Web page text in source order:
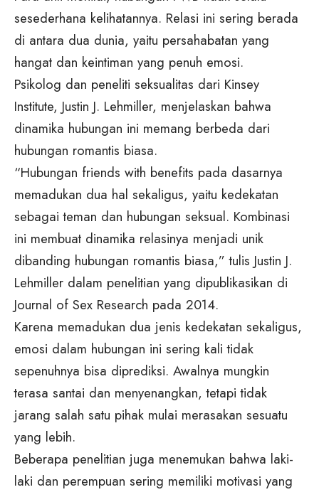
sesederhana kelihatannya. Relasi ini sering berada
di antara dua dunia, yaitu persahabatan yang
hangat dan keintiman yang penuh emosi.
Psikolog dan peneliti seksualitas dari Kinsey
Institute, Justin J. Lehmiller, menjelaskan bahwa
dinamika hubungan ini memang berbeda dari
hubungan romantis biasa.
“Hubungan friends with benefits pada dasarnya
memadukan dua hal sekaligus, yaitu kedekatan
sebagai teman dan hubungan seksual. Kombinasi
ini membuat dinamika relasinya menjadi unik
dibanding hubungan romantis biasa,” tulis Justin J.
Lehmiller dalam penelitian yang dipublikasikan di
Journal of Sex Research pada 2014.
Karena memadukan dua jenis kedekatan sekaligus,
emosi dalam hubungan ini sering kali tidak
sepenuhnya bisa diprediksi. Awalnya mungkin
terasa santai dan menyenangkan, tetapi tidak
jarang salah satu pihak mulai merasakan sesuatu
yang lebih.
Beberapa penelitian juga menemukan bahwa laki-
laki dan perempuan sering memiliki motivasi yang